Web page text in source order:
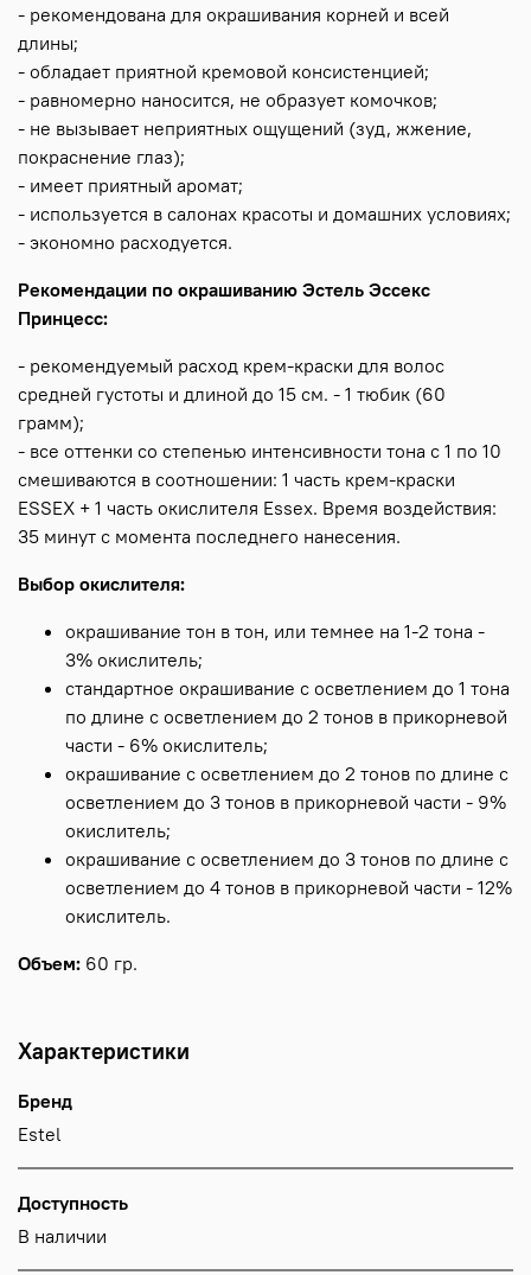
- рекомендована для окрашивания корней и всей
длины;
- обладает приятной кремовой консистенцией;
- равномерно наносится, не образует комочков;
- не вызывает неприятных ощущений (зуд, жжение,
покраснение глаз);
- имеет приятный аромат;
- используется в салонах красоты и домашних условиях;
- экономно расходуется.
Рекомендации по окрашиванию Эстель Эссекс
Принцесс:
- рекомендуемый расход крем-краски для волос
средней густоты и длиной до 15 см. - 1 тюбик (60
грамм);
- все оттенки со степенью интенсивности тона с 1 по 10
смешиваются в соотношении: 1 часть крем-краски
ESSEX + 1 часть окислителя Essex. Время воздействия:
35 минут с момента последнего нанесения.
Выбор окислителя:
окрашивание тон в тон, или темнее на 1-2 тона -
3% окислитель;
стандартное окрашивание с осветлением до 1 тона
по длине с осветлением до 2 тонов в прикорневой
части - 6% окислитель;
окрашивание с осветлением до 2 тонов по длине с
осветлением до 3 тонов в прикорневой части - 9%
окислитель;
окрашивание с осветлением до 3 тонов по длине с
осветлением до 4 тонов в прикорневой части - 12%
окислитель.
Объем: 60 гр.
Характеристики
Бренд
Estel
Доступность
В наличии